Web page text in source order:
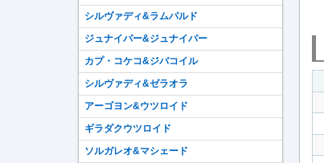
シルヴァディ&ラムパルド
ジュナイパー&ジュナイパー
カプ・コケコ&ジバコイル
シルヴァディ&ゼラオラ
アーゴヨン&ウツロイド
ギラダクウツロイド
ソルガレオ&マシェード